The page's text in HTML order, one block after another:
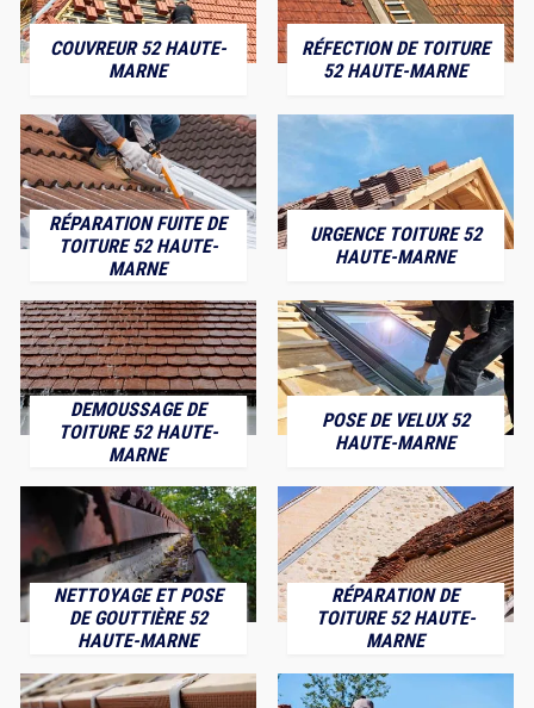
COUVREUR 52 HAUTE-
MARNE
RÉFECTION DE TOITURE
52 HAUTE-MARNE
RÉPARATION FUITE DE
TOITURE 52 HAUTE-
MARNE
URGENCE TOITURE 52
HAUTE-MARNE
DEMOUSSAGE DE
TOITURE 52 HAUTE-
MARNE
POSE DE VELUX 52
HAUTE-MARNE
NETTOYAGE ET POSE
DE GOUTTIÈRE 52
HAUTE-MARNE
RÉPARATION DE
TOITURE 52 HAUTE-
MARNE